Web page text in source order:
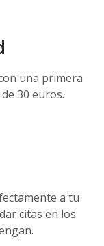
una primera
30 euros.
a tu
citas en los